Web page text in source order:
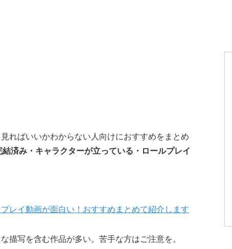
ればいいかわからない人向けにおすすめをまとめ
結済み・キャラクターが立っている・ロールプレイ
レイ動画が面白い！おすすめまとめて紹介します
写を含む作品が多い。苦手な方はご注意を。